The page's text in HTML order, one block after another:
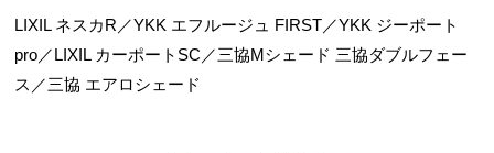
LIXIL ネスカR／YKK エフルージュ FIRST／YKK ジーポート
pro／LIXIL カーポートSC／三協Mシェード 三協ダブルフェー
ス／三協 エアロシェード